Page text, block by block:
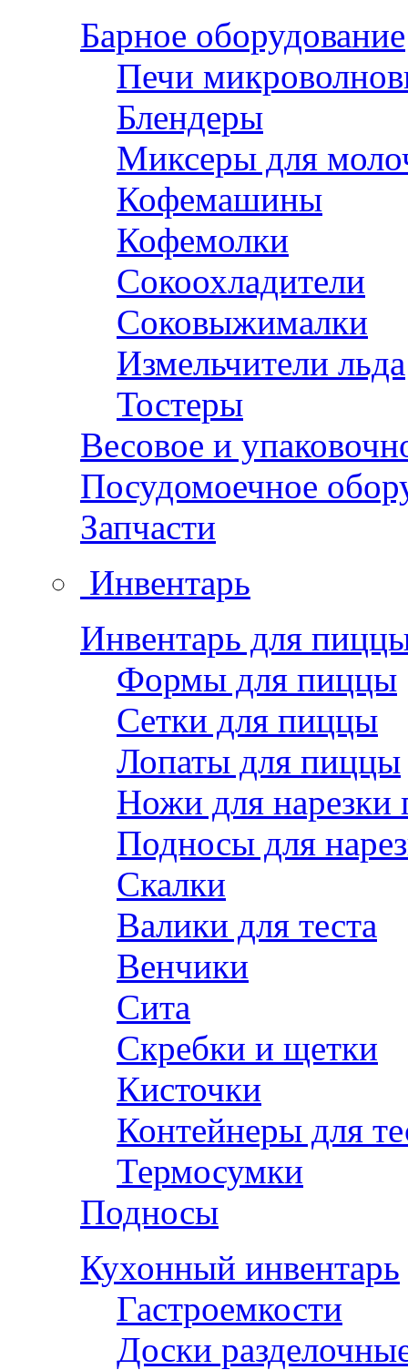
Барное оборудование
Печи
Блендеры
Миксеры для
Кофемашины
Кофемолки
Сокоохладители
Соковыжималки
Измельчители льда
Тостеры
Весовое и
Посудомоечное
Запчасти
Инвентарь
Инвентарь для
Формы для пиццы
Сетки для пиццы
Лопаты для пиццы
Ножи для нарезки
Подносы для
Скалки
Валики для теста
Венчики
Сита
Скребки и щетки
Кисточки
Контейнеры для
Термосумки
Подносы
Кухонный инвентарь
Гастроемкости
Доски